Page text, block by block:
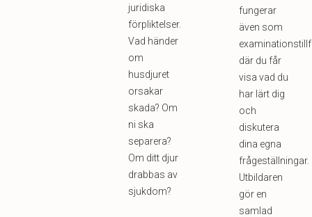
juridiska
förpliktelser.
Vad händer
om
husdjuret
orsakar
skada? Om
ni ska
separera?
Om ditt djur
drabbas av
sjukdom?
fungerar
även som
där du får
visa vad du
har lärt dig
och
diskutera
dina egna
frågeställningar.
Utbildaren
gör en
samlad